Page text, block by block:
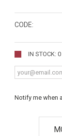
CODE:
IN STOCK: 0
Notify me when